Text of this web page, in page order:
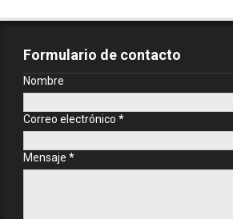
Formulario de contacto
Nombre
Correo electrónico *
Mensaje *